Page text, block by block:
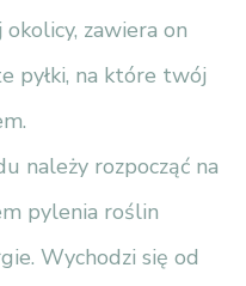
zawiera on
pyłki, na które twój
należy rozpocząć na
pylenia roślin
Wychodzi się od